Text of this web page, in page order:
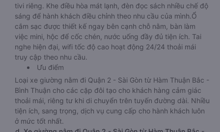
tivi riêng. Khe điều hòa mát lạnh, đèn đọc sách nhiều chế độ
sáng để hành khách điều chỉnh theo nhu cầu của mình.Ổ
cắm sạc được thiết kế ngay bên cạnh chỗ nằm, bàn làm
việc mini, hộc để cốc chén, nước uống đầy đủ tiện ích. Tai
nghe hiện đại, wifi tốc độ cao hoạt động 24/24 thoải mái
truy cập theo nhu cầu.
Ưu điểm
Loại xe giường nằm đi Quận 2 - Sài Gòn từ Hàm Thuận Bắc -
Bình Thuận cho các cặp đôi tạo cho khách hàng cảm giác
thoải mái, riêng tư khi di chuyển trên tuyến đường dài. Nhiều
tiện ích, sang trọng, dịch vụ cung cấp cho hành khách luôn
ở mức tốt nhất.